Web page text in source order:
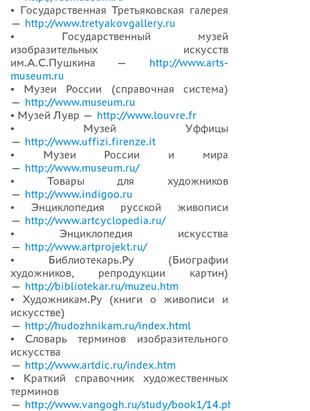
• Государственная Третьяковская галерея
— http://www.tretyakovgallery.ru
• Государственный музей
изобразительных искусств
им.А.С.Пушкина — http://www.arts-
museum.ru
• Музеи России (справочная система)
— http://www.museum.ru
• Музей Лувр — http://www.louvre.fr
• Музей Уффицы
— http://www.uffizi.firenze.it
• Музеи России и мира
— http://www.museum.ru/
• Товары для художников
— http://www.indigoo.ru
• Энциклопедия русской живописи
— http://www.artcyclopedia.ru/
• Энциклопедия искусства
— http://www.artprojekt.ru/
• Библиотекарь.Ру (Биографии
художников, репродукции картин)
— http://bibliotekar.ru/muzeu.htm
• Художникам.Ру (книги о живописи и
искусстве)
— http://hudozhnikam.ru/index.html
• Словарь терминов изобразительного
искусства
— http://www.artdic.ru/index.htm
• Краткий справочник художественных
терминов
— http://www.vangogh.ru/study/book1/14.php